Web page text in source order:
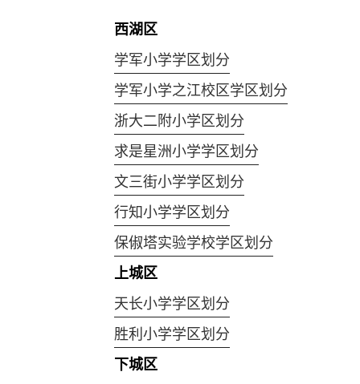
西湖区
学军小学学区划分
学军小学之江校区学区划分
浙大二附小学区划分
求是星洲小学学区划分
文三街小学学区划分
行知小学学区划分
保俶塔实验学校学区划分
上城区
天长小学学区划分
胜利小学学区划分
下城区